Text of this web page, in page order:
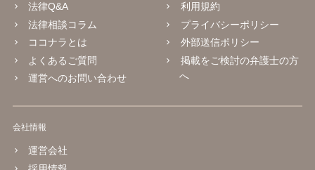
法律Q&A
法律相談コラム
ココナラとは
よくあるご質問
運営へのお問い合わせ
利用規約
プライバシーポリシー
外部送信ポリシー
掲載をご検討の弁護士の方
へ
会社情報
運営会社